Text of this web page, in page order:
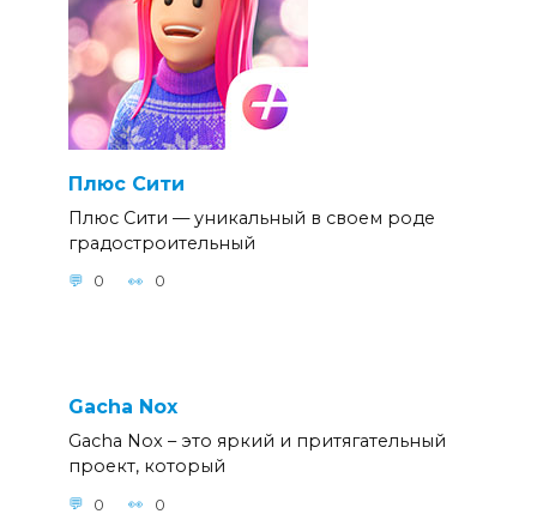
Плюс Сити
Плюс Сити — уникальный в своем роде
градостроительный
0 0
Gacha Nox
Gacha Nox – это яркий и притягательный
проект, который
0 0